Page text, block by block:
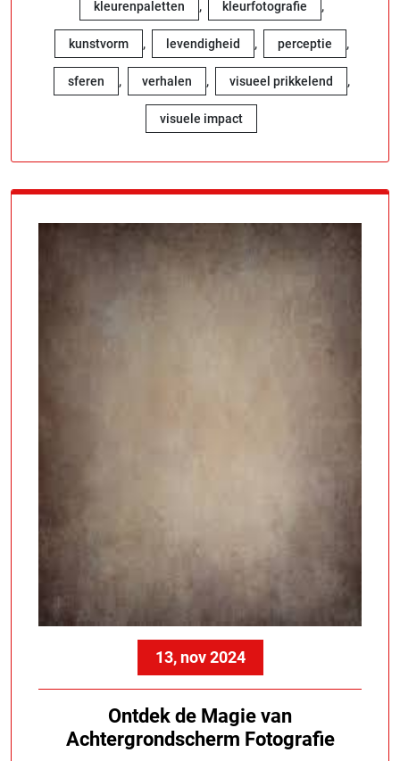
kleurenpaletten , kleurfotografie ,
kunstvorm , levendigheid , perceptie ,
sferen , verhalen , visueel prikkelend ,
visuele impact
13, nov 2024
Ontdek de Magie van
Achtergrondscherm Fotografie